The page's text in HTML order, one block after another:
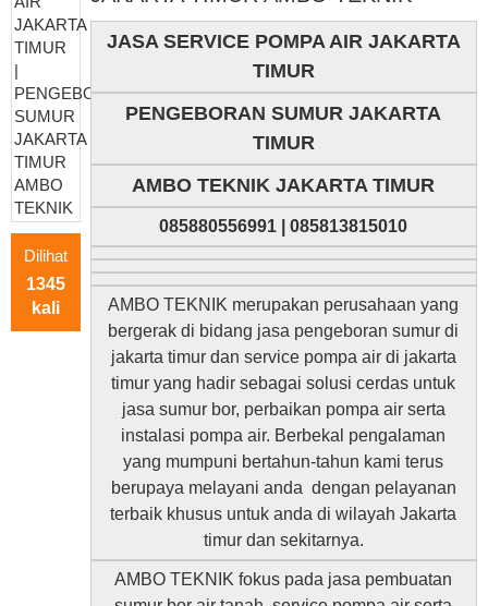
Dilihat
1345
kali
JASA SERVICE POMPA AIR JAKARTA
TIMUR
PENGEBORAN SUMUR JAKARTA
TIMUR
AMBO TEKNIK JAKARTA TIMUR
085880556991 | 085813815010
AMBO TEKNIK merupakan perusahaan yang
bergerak di bidang jasa pengeboran sumur di
jakarta timur dan service pompa air di jakarta
timur yang hadir sebagai solusi cerdas untuk
jasa sumur bor, perbaikan pompa air serta
instalasi pompa air. Berbekal pengalaman
yang mumpuni bertahun-tahun kami terus
berupaya melayani anda dengan pelayanan
terbaik khusus untuk anda di wilayah Jakarta
timur dan sekitarnya.
AMBO TEKNIK fokus pada jasa pembuatan